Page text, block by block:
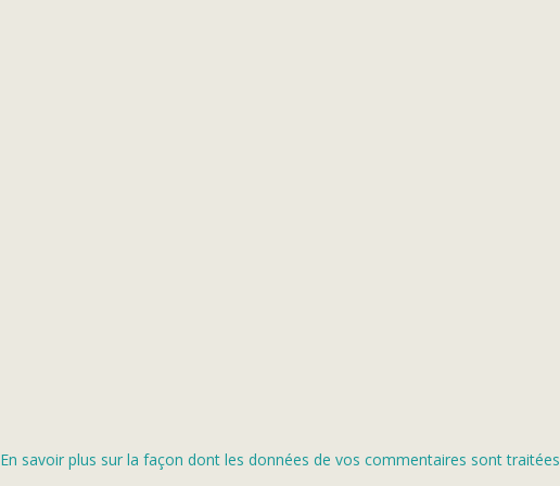
En savoir plus sur la façon dont les données de vos commentaires sont traitées